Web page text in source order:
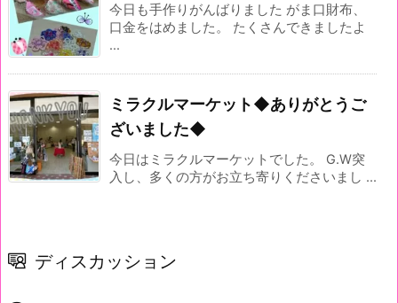
今日も手作りがんばりました がま口財布、
口金をはめました。 たくさんできましたよ
...
ミラクルマーケット◆ありがとうご
ざいました◆
今日はミラクルマーケットでした。 G.W突
入し、多くの方がお立ち寄りくださいまし ...
ディスカッション